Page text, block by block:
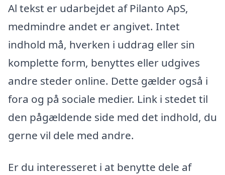
Al tekst er udarbejdet af Pilanto ApS,
medmindre andet er angivet. Intet
indhold må, hverken i uddrag eller sin
komplette form, benyttes eller udgives
andre steder online. Dette gælder også i
fora og på sociale medier. Link i stedet til
den pågældende side med det indhold, du
gerne vil dele med andre.
Er du interesseret i at benytte dele af